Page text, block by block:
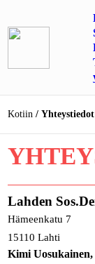
sisältöön
Kotiin Yhteystiedot
Lahden
Hämeenkatu 7
15110 Lahti
Kimi Uosukainen,